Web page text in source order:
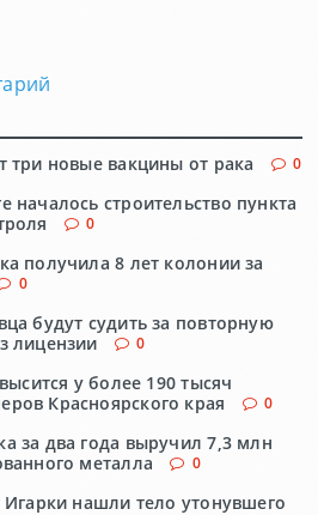
три новые вакцины от рака 0
началось строительство пункта
0
получила 8 лет колонии за
0
будут судить за повторную
лицензии
0
у более 190 тысяч
Красноярского края
0
за два года выручил 7,3 млн
металла
0
Игарки нашли тело утонувшего